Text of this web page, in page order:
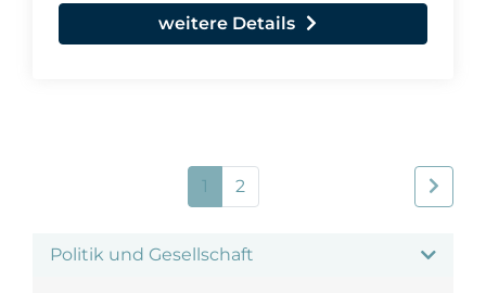
Politik und Gesellschaft
weitere Details
1 2